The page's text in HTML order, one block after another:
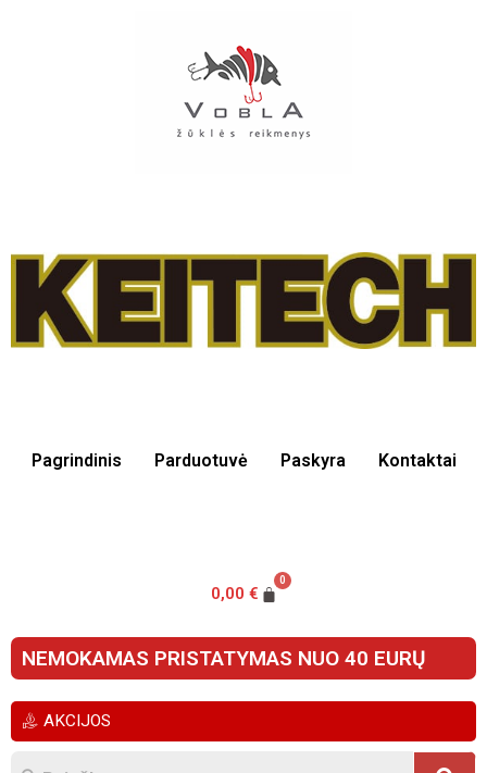
Pagrindinis Parduotuvė Paskyra Kontaktai
0,00 €
NEMOKAMAS PRISTATYMAS NUO 40 EURŲ
AKCIJOS